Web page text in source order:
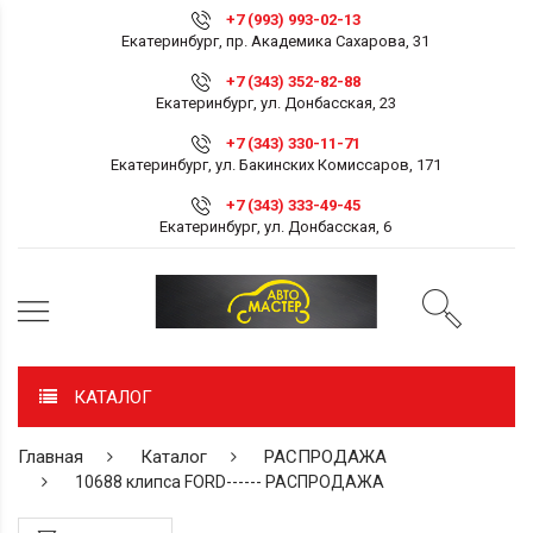
+7 (993) 993-02-13
Екатеринбург, пр. Академика Сахарова, 31
+7 (343) 352-82-88
Екатеринбург, ул. Донбасская, 23
+7 (343) 330-11-71
Екатеринбург, ул. Бакинских Комиссаров, 171
+7 (343) 333-49-45
Екатеринбург, ул. Донбасская, 6
КАТАЛОГ
Главная Каталог РАСПРОДАЖА
10688 клипса FORD------ РАСПРОДАЖА